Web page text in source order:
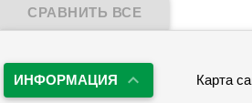
ИНФОРМАЦИЯ Карта